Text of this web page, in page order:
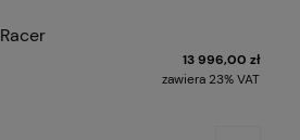
13 996,00 zł
zawiera 23% VAT